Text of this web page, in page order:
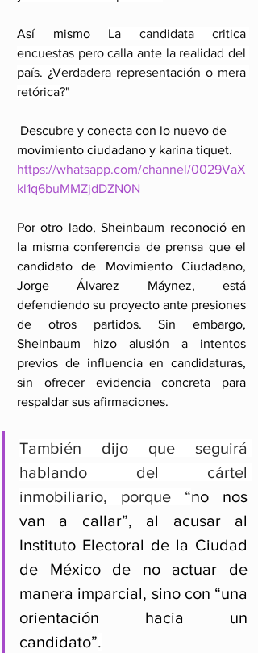
Así mismo La candidata critica
encuestas pero calla ante la realidad del
país. ¿Verdadera representación o mera
retórica?"
Descubre y conecta con lo nuevo de
movimiento ciudadano y karina tiquet.
https://whatsapp.com/channel/0029VaX
kl1q6buMMZjdDZN0N
Por otro lado, Sheinbaum reconoció en
la misma conferencia de prensa que el
candidato de Movimiento Ciudadano,
Jorge Álvarez Máynez, está
defendiendo su proyecto ante presiones
de otros partidos. Sin embargo,
Sheinbaum hizo alusión a intentos
previos de influencia en candidaturas,
sin ofrecer evidencia concreta para
respaldar sus afirmaciones.
También dijo que seguirá
hablando del cártel
inmobiliario, porque “no nos
van a callar”, al acusar al
Instituto Electoral de la Ciudad
de México de no actuar de
manera imparcial, sino con “una
orientación hacia un
candidato”.